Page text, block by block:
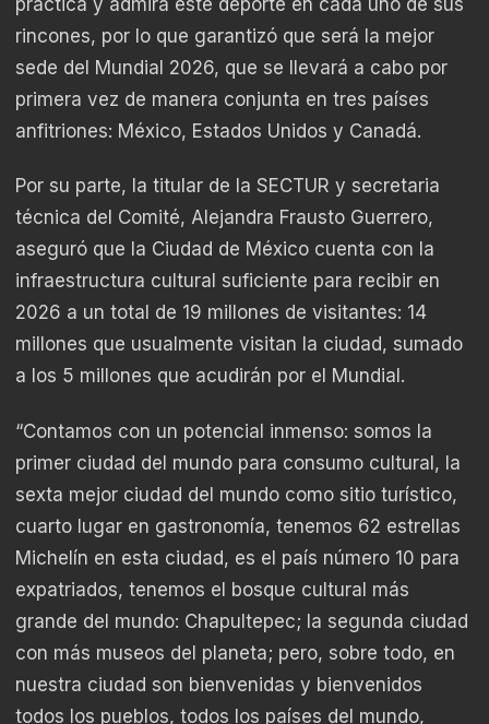
rincones, por lo que garantizó que será la mejor
sede del Mundial 2026, que se llevará a cabo por
primera vez de manera conjunta en tres países
anfitriones: México, Estados Unidos y Canadá.
Por su parte, la titular de la SECTUR y secretaria
técnica del Comité, Alejandra Frausto Guerrero,
aseguró que la Ciudad de México cuenta con la
infraestructura cultural suficiente para recibir en
2026 a un total de 19 millones de visitantes: 14
millones que usualmente visitan la ciudad, sumado
a los 5 millones que acudirán por el Mundial.
“Contamos con un potencial inmenso: somos la
primer ciudad del mundo para consumo cultural, la
sexta mejor ciudad del mundo como sitio turístico,
cuarto lugar en gastronomía, tenemos 62 estrellas
Michelín en esta ciudad, es el país número 10 para
expatriados, tenemos el bosque cultural más
grande del mundo: Chapultepec; la segunda ciudad
con más museos del planeta; pero, sobre todo, en
nuestra ciudad son bienvenidas y bienvenidos
todos los pueblos, todos los países del mundo,